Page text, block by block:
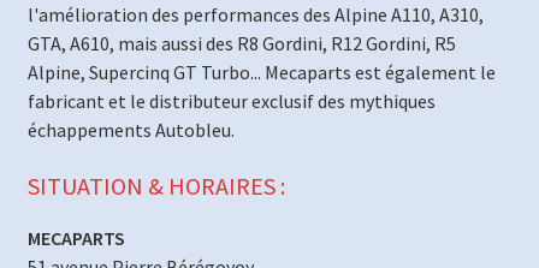
l'amélioration des performances des Alpine A110, A310,
GTA, A610, mais aussi des R8 Gordini, R12 Gordini, R5
Alpine, Supercinq GT Turbo... Mecaparts est également le
fabricant et le distributeur exclusif des mythiques
échappements Autobleu.
SITUATION & HORAIRES :
MECAPARTS